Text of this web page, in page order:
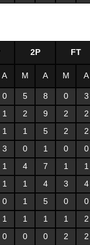
2P FT
A M A M A
0 5 8 0
3
1 2 9 2
2
1 1 5 2
2
3 0 1 0
0
1 4 7 1
1
1 1 4 3
4
0 1 5 0
0
1 1 1 1
2
0 0 0 2
2